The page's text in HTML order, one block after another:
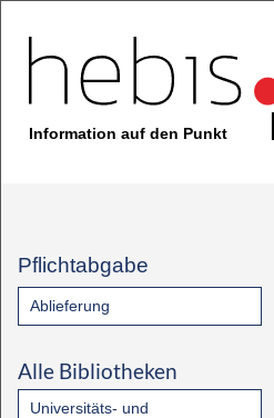
Information auf den Punkt
Pflichtabgabe
Ablieferung
Alle Bibliotheken
Universitäts- und